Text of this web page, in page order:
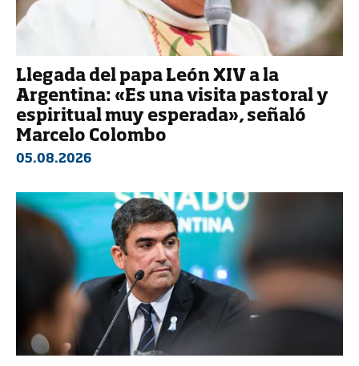
Llegada del papa León XIV a la
Argentina: «Es una visita pastoral y
espiritual muy esperada», señaló
Marcelo Colombo
05.08.2026